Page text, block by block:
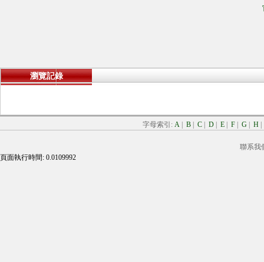
瀏覽記錄
字母索引: A B C D E F G H
聯系我
頁面執行時間: 0.0109992